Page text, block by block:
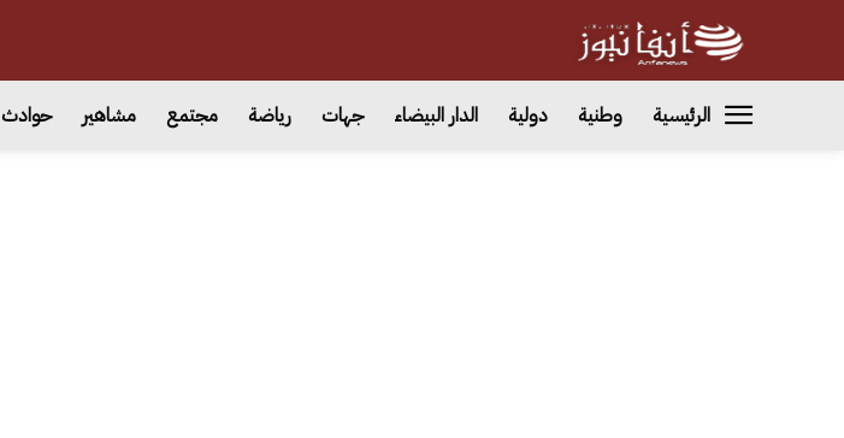
الرئيسية وطنية دولية الدار البيضاء جهات رياضة مجتمع مشاهير حوادث